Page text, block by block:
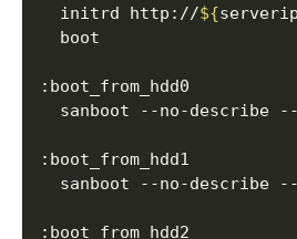
  initrd http://
${serverip